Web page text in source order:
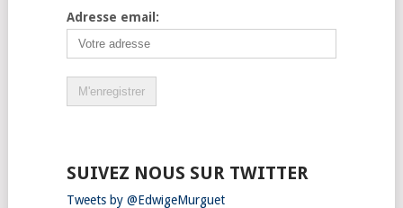
Adresse email:
SUIVEZ NOUS SUR TWITTER
Tweets by @EdwigeMurguet